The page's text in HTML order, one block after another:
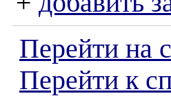
Перейти на
Перейти к